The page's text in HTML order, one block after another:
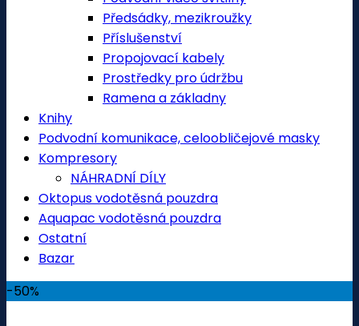
Předsádky, mezikroužky
Příslušenství
Propojovací kabely
Prostředky pro údržbu
Ramena a základny
Knihy
Podvodní komunikace, celoobličejové masky
Kompresory
NÁHRADNÍ DÍLY
Oktopus vodotěsná pouzdra
Aquapac vodotěsná pouzdra
Ostatní
Bazar
-50%